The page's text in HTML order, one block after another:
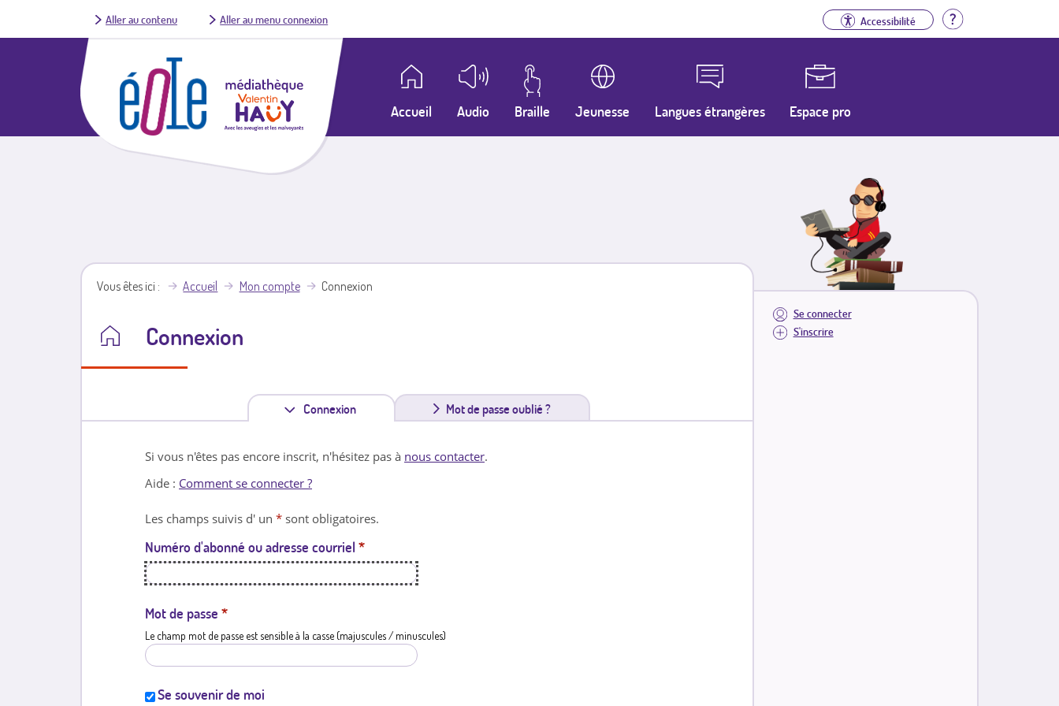
Aller au contenu Aller au menu connexion Accessibilité Aide
Accueil Audio Braille Jeunesse Langues étrangères Espace pro
Se connecter
S'inscrire
Vous êtes ici Accueil Mon compte Connexion
Connexion
Connexion
n
l
e
Mot de passe oublié ?
Si vous n'êtes pas encore inscrit, n'hésitez pas à nous contacter.
Aide : Comment se connecter ?
Les champs suivis d' un * sont obligatoires.
Numéro d'abonné ou adresse courriel *
Mot de passe *
Le champ mot de passe est sensible à la casse (majuscules / minuscules)
Se souvenir de moi